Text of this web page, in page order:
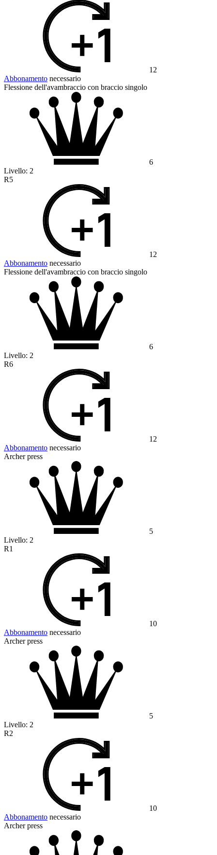
12
Abbonamento necessario
Flessione dell'avambraccio con braccio singolo
6
Livello: 2
R5
12
Abbonamento necessario
Flessione dell'avambraccio con braccio singolo
6
Livello: 2
R6
12
Abbonamento necessario
Archer press
5
Livello: 2
R1
10
Abbonamento necessario
Archer press
5
Livello: 2
R2
10
Abbonamento necessario
Archer press